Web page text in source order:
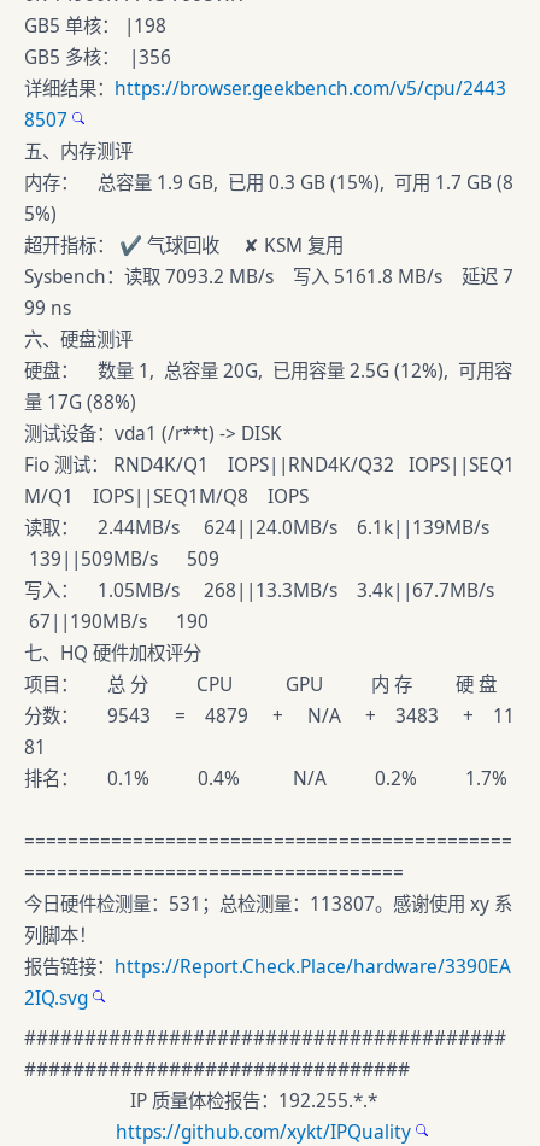
GB5 单核： |198
GB5 多核： |356
详细结果： https://browser.geekbench.com/v5/cpu/2443
8507
五、内存测评
内存： 总容量 1.9 GB, 已用 0.3 GB (15%), 可用 1.7 GB (8
5%)
超开指标： ✔ 气球回收 ✘ KSM 复用
Sysbench：读取 7093.2 MB/s 写入 5161.8 MB/s 延迟 7
99 ns
六、硬盘测评
硬盘： 数量 1, 总容量 20G, 已用容量 2.5G (12%), 可用容
量 17G (88%)
测试设备：vda1 (/r**t) -> DISK
Fio 测试： RND4K/Q1 IOPS||RND4K/Q32 IOPS||SEQ1
M/Q1 IOPS||SEQ1M/Q8 IOPS
读取： 2.44MB/s 624||24.0MB/s 6.1k||139MB/s
139||509MB/s 509
写入： 1.05MB/s 268||13.3MB/s 3.4k||67.7MB/s
67||190MB/s 190
七、HQ 硬件加权评分
项目： 总 分 CPU GPU 内 存 硬 盘
分数： 9543 = 4879 + N/A + 3483 + 11
81
排名： 0.1% 0.4% N/A 0.2% 1.7%
=============================================
===================================
今日硬件检测量：531；总检测量：113807。感谢使用 xy 系
列脚本！
报告链接： https://Report.Check.Place/hardware/3390EA
2IQ.svg
########################################
################################
IP 质量体检报告：192.255.*.*
https://github.com/xykt/IPQuality